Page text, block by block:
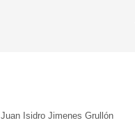
Juan Isidro Jimenes Grullón